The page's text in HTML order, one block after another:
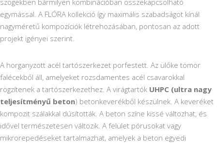
egymással. A FLÓRA kollekció így maximális szabadságot kínál
nagyméretű kompozíciók létrehozásában, pontosan az adott
projekt igényei szerint.
A horganyzott acél tartószerkezet porfestett. Az ülőke tömör
falécekből áll, amelyeket rozsdamentes acél csavarokkal
rögzítenek a tartószerkezethez. A virágtartók UHPC (ultra nagy
teljesítményű beton) betonkeverékből készülnek. A keveréket
kompozit szálakkal dúsították. A beton színe kissé változhat, és
idővel természetesen változik. A felület pórusokat vagy
mikrorepedéseket tartalmazhat, amelyek a beton egyedi